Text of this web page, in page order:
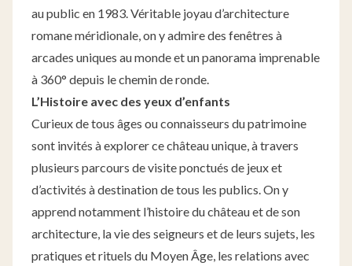
au public en 1983. Véritable joyau d’architecture
romane méridionale, on y admire des fenêtres à
arcades uniques au monde et un panorama imprenable
à 360° depuis le chemin de ronde.
L’Histoire avec des yeux d’enfants
Curieux de tous âges ou connaisseurs du patrimoine
sont invités à explorer ce château unique, à travers
plusieurs parcours de visite ponctués de jeux et
d’activités à destination de tous les publics. On y
apprend notamment l’histoire du château et de son
architecture, la vie des seigneurs et de leurs sujets, les
pratiques et rituels du Moyen Âge, les relations avec